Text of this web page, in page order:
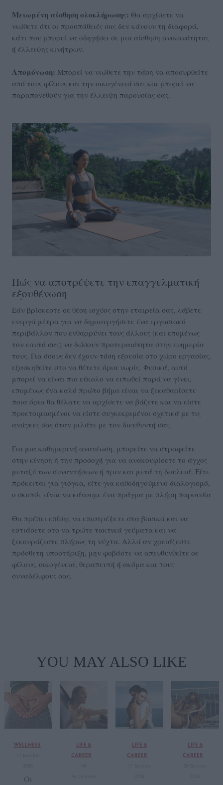
Μειωμένη αίσθηση ολοκλήρωσης: Θα αρχίσετε να
νιώθετε ότι οι προσπάθειές σας δεν κάνουν τη διαφορά,
κάτι που μπορεί να οδηγήσει σε μια αίσθηση ανικανότητας
ή έλλειψης κινήτρων.
Απομόνωση: Μπορεί να νιώθετε την τάση να αποσυρθείτε
από τους φίλους και την οικογένειά σας και μπορεί να
παραπονεθούν για την έλλειψη παρουσίας σας.
Πώς να αποτρέψετε την επαγγελματική
εξουθένωση
Εάν βρίσκεστε σε θέση ισχύος στην εταιρεία σας, λάβετε
ενεργά μέτρα για να δημιουργήσετε ένα εργασιακό
περιβάλλον που ενθαρρύνει τους άλλους (και επομένως
τον εαυτό σας) να δώσουν προτεραιότητα στην ευημερία
τους. Για όσους δεν έχουν τόση εξουσία στο χώρο εργασίας,
εξασκηθείτε στο να θέτετε όρια νωρίς. Φυσικά, αυτό
μπορεί να είναι πιο εύκολο να ειπωθεί παρά να γίνει,
επομένως ένα καλό πρώτο βήμα είναι να ξεκαθαρίσετε
ποια όρια θα θέλατε να αρχίσετε να βάζετε και να είστε
προετοιμασμένοι να είστε συγκεκριμένοι σχετικά με τις
ανάγκες σας όταν μιλάτε με τον διευθυντή σας.
Για μια καθημερινή ανανέωση, μπορείτε να στραφείτε
στην κίνηση ή την προσοχή για να ανακουφίσετε το άγχος
μεταξύ των συναντήσεων ή πριν και μετά τη δουλειά. Είτε
πρόκειται για γιόγκα, είτε για καθοδηγούμενο διαλογισμό,
ο σκοπός είναι να κάνουμε ένα πράγμα με πλήρη παρουσία
Θα πρέπει επίσης να επιστρέψετε στα βασικά και να
εστιάσετε στο να τρώτε τακτικά γεύματα και να
ξεκουράζεστε πλήρως τη νύχτα. Αλλά αν χρειάζεστε
πρόσθετη υποστήριξη, μην φοβάστε να απευθυνθείτε σε
φίλους, οικογένεια, θεραπευτή ή ακόμα και τους
συναδέλφους σας.
YOU MAY ALSO LIKE
WELLNESS
Οι
LIFE &
CAREER
LIFE &
CAREER
LIFE &
CAREER